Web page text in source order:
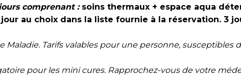
jours comprenant : soins thermaux + espace aqua
au choix dans la liste fournie à la réservation. 3
Maladie. Tarifs valables pour une personne, susceptibles
pour les mini cures. Rapprochez-vous de votre